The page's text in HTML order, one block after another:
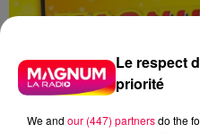
Le respect
priorité
We and our (447) partnersdo the